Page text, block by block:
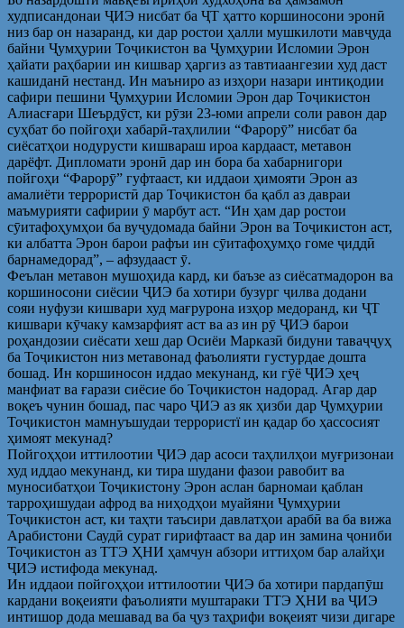
худписандонаи ҶИЭ нисбат ба ҶТ ҳатто коршиносони эронӣ
низ бар он назаранд, ки дар ростои ҳалли мушкилоти мавҷуда
байни Ҷумҳурии Тоҷикистон ва Ҷумҳурии Исломии Эрон
ҳайати раҳбарии ин кишвар ҳаргиз аз тавтиаангезии худ даст
кашиданӣ нестанд. Ин маъниро аз изҳори назари интиқодии
сафири пешини Ҷумҳурии Исломии Эрон дар Тоҷикистон
Алиасғари Шеърдӯст, ки рӯзи 23-юми апрели соли равон дар
суҳбат бо пойгоҳи хабарӣ-таҳлилии “Фарорӯ” нисбат ба
сиёсатҳои нодурусти кишвараш ироа кардааст, метавон
дарёфт. Дипломати эронӣ дар ин бора ба хабарнигори
пойгоҳи “Фарорӯ” гуфтааст, ки иддаои ҳимояти Эрон аз
амалиёти террористӣ дар Тоҷикистон ба қабл аз давраи
маъмурияти сафирии ӯ марбут аст. “Ин ҳам дар ростои
сӯитафоҳумҳои ба вуҷудомада байни Эрон ва Тоҷикистон аст,
ки албатта Эрон барои рафъи ин сӯитафоҳумҳо гоме ҷиддӣ
барнамедорад”, – афзудааст ӯ.
Феълан метавон мушоҳида кард, ки баъзе аз сиёсатмадорон ва
коршиносони сиёсии ҶИЭ ба хотири бузург ҷилва додани
сояи нуфузи кишвари худ мағрурона изҳор медоранд, ки ҶТ
кишвари кӯчаку камзарфият аст ва аз ин рӯ ҶИЭ барои
роҳандозии сиёсати хеш дар Осиёи Марказӣ бидуни таваҷҷуҳ
ба Тоҷикистон низ метавонад фаъолияти густурдае дошта
бошад. Ин коршиносон иддао мекунанд, ки гӯё ҶИЭ ҳеҷ
манфиат ва ғарази сиёсие бо Тоҷикистон надорад. Агар дар
воқеъ чунин бошад, пас чаро ҶИЭ аз як ҳизби дар Ҷумҳурии
Тоҷикистон мамнуъшудаи террористї ин қадар бо ҳассосият
ҳимоят мекунад?
Пойгоҳҳои иттилоотии ҶИЭ дар асоси таҳлилҳои муғризонаи
худ иддао мекунанд, ки тира шудани фазои равобит ва
муносибатҳои Тоҷикистону Эрон аслан барномаи қаблан
тарроҳишудаи афрод ва ниҳодҳои муайяни Ҷумҳурии
Тоҷикистон аст, ки таҳти таъсири давлатҳои арабӣ ва ба вижа
Арабистони Саудӣ сурат гирифтааст ва дар ин замина ҷониби
Тоҷикистон аз ТТЭ ҲНИ ҳамчун абзори иттиҳом бар алайҳи
ҶИЭ истифода мекунад.
Ин иддаои пойгоҳҳои иттилоотии ҶИЭ ба хотири пардапӯш
кардани воқеияти фаъолияти муштараки ТТЭ ҲНИ ва ҶИЭ
интишор дода мешавад ва ба ҷуз таҳрифи воқеият чизи дигаре